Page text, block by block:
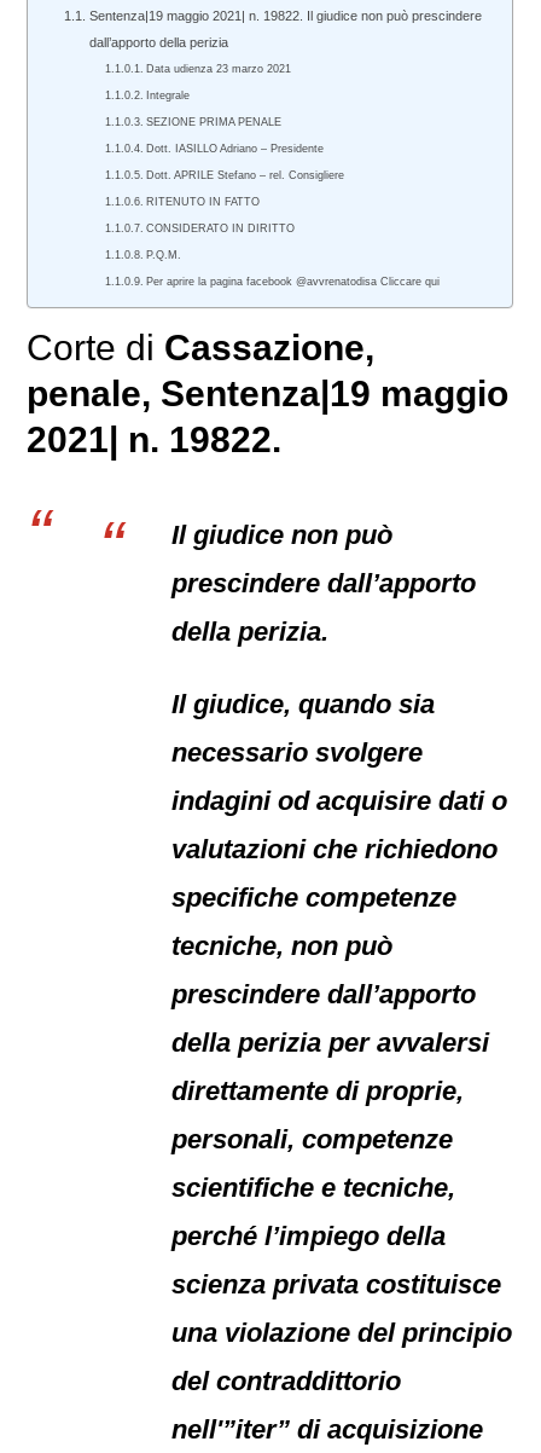
Sentenza|19 maggio 2021| n. 19822. Il giudice non può prescindere
dall’apporto della perizia
Data udienza 23 marzo 2021
Integrale
SEZIONE PRIMA PENALE
Dott. IASILLO Adriano – Presidente
Dott. APRILE Stefano – rel. Consigliere
RITENUTO IN FATTO
CONSIDERATO IN DIRITTO
P.Q.M.
Per aprire la pagina facebook @avvrenatodisa Cliccare qui
Corte di Cassazione,
penale, Sentenza|19 maggio
2021| n. 19822.
Il giudice non può
prescindere dall’apporto
della perizia.
Il giudice, quando sia
necessario svolgere
indagini od acquisire dati o
valutazioni che richiedono
specifiche competenze
tecniche, non può
prescindere dall’apporto
della perizia per avvalersi
direttamente di proprie,
personali, competenze
scientifiche e tecniche,
perché l’impiego della
scienza privata costituisce
una violazione del principio
del contraddittorio
nell'”iter” di acquisizione